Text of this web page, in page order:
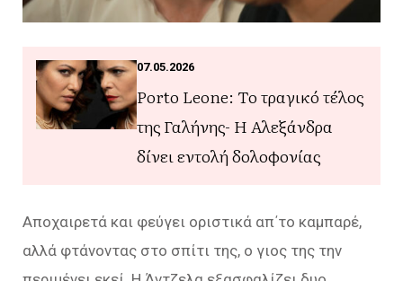
07.05.2026
Porto Leone: Το τραγικό τέλος
της Γαλήνης- Η Αλεξάνδρα
δίνει εντολή δολοφονίας
Αποχαιρετά και φεύγει οριστικά απ΄το καµπαρέ,
αλλά φτάνοντας στο σπίτι της, ο γιος της την